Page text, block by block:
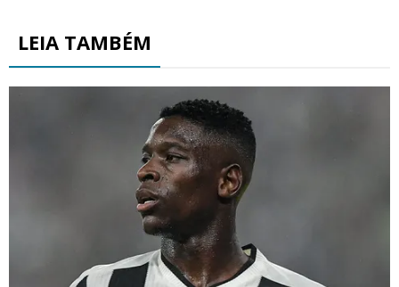
LEIA TAMBÉM